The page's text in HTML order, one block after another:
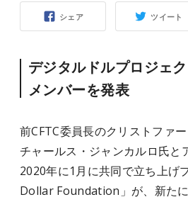
シェア ツイート
デジタルドルプロジェ
メンバーを発表
前CFTC委員長のクリストファー
チャールス・ジャンカルロ氏と
2020年に1月に共同で立ち上げ
Dollar Foundation」が、新た